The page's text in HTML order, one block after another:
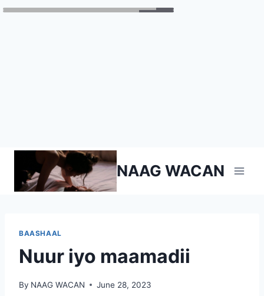
content
NAAG WACAN
BAASHAAL
Nuur iyo maamadii
By NAAG WACAN June 28, 2023